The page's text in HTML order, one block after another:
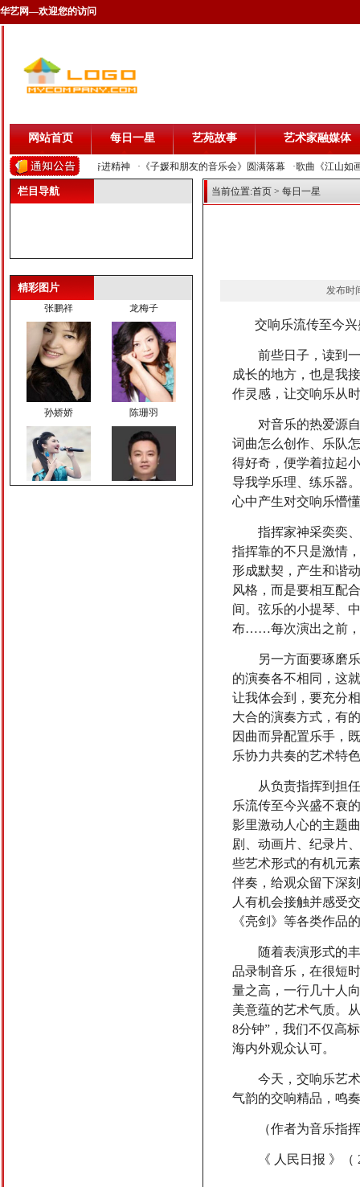
华艺网—欢迎您的访问
网站首页 每日一星 艺苑故事 艺术家融媒体
山河 展现中华民族奋进精神 ·《子媛和朋友的音乐会》圆满落幕 ·歌曲《江山如
栏目导航
精彩图片
曹驰
张鹏祥 龙梅子
孙娇娇 陈珊羽
当前位置:首页 > 每日一星
发布时
交响乐流传至今
前些日子，读到一
成长的地方，也是我
作灵感，让交响乐从
对音乐的热爱源自
词曲怎么创作、乐队
得好奇，便学着拉起
导我学乐理、练乐器
心中产生对交响乐懵
指挥家神采奕奕、
指挥靠的不只是激情
形成默契，产生和谐
风格，而是要相互配
间。弦乐的小提琴、
布……每次演出之前，
另一方面要琢磨乐
的演奏各不相同，这
让我体会到，要充分
大合的演奏方式，有
因曲而异配置乐手，
乐协力共奏的艺术特
从负责指挥到担任
乐流传至今兴盛不衰
影里激动人心的主题
剧、动画片、纪录片
些艺术形式的有机元
伴奏，给观众留下深
人有机会接触并感受
《亮剑》等各类作品
随着表演形式的丰
品录制音乐，在很短
量之高，一行几十人
美意蕴的艺术气质。
8分钟”，我们不仅高
海内外观众认可。
今天，交响乐艺术
气韵的交响精品，鸣
（作者为音乐指挥
《 人民日报 》（